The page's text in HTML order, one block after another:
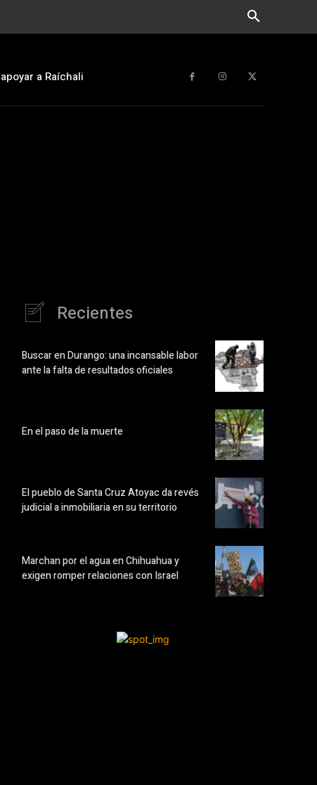
a Raíchali
Recientes
Buscar en Durango: una incansable labor
ante la falta de resultados oficiales
En el paso de la muerte
El pueblo de Santa Cruz Atoyac da revés
judicial a inmobiliaria en su territorio
Marchan por el agua en Chihuahua y
exigen romper relaciones con Israel